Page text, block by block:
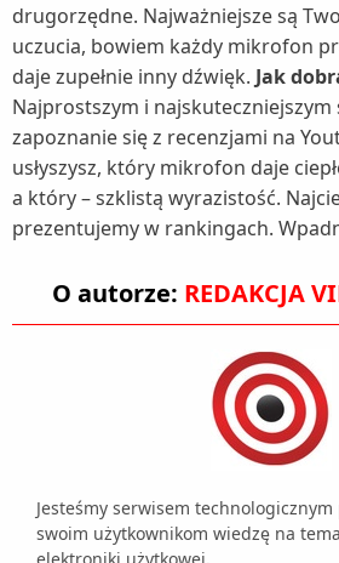
drugorzędne. Najważniejsze są
uczucia, bowiem każdy mikrofon
daje zupełnie inny dźwięk. Jak
Najprostszym i
zapoznanie się z recenzjami na
usłyszysz, który mikrofon daje
a który – szklistą wyrazistość.
prezentujemy w rankingach.
O autorze: REDAKCJA
Jesteśmy serwisem
swoim użytkownikom wiedzę na